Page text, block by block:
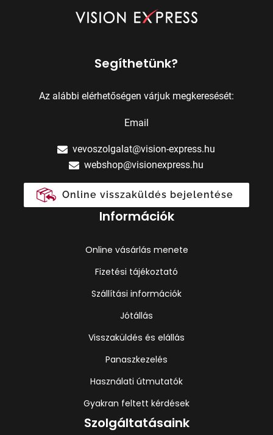
Segíthetünk?
Az alábbi elérhetőségen várjuk megkeresését:
Email
vevoszolgalat@vision-express.hu
webshop@visionexpress.hu
Online visszaküldés bejelentése
Információk
Online vásárlás menete
Fizetési tájékoztató
Szállítási információk
Jótállás
Visszaküldés és elállás
Panaszkezelés
Használati útmutatók
Gyakran feltett kérdések
Szolgáltatásaink